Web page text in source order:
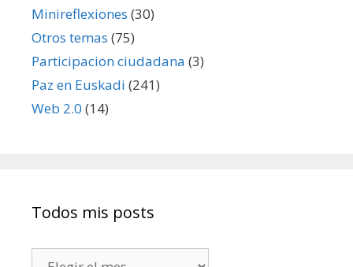
Minireflexiones (30)
Otros temas (75)
Participacion ciudadana (3)
Paz en Euskadi (241)
Web 2.0 (14)
Todos mis posts